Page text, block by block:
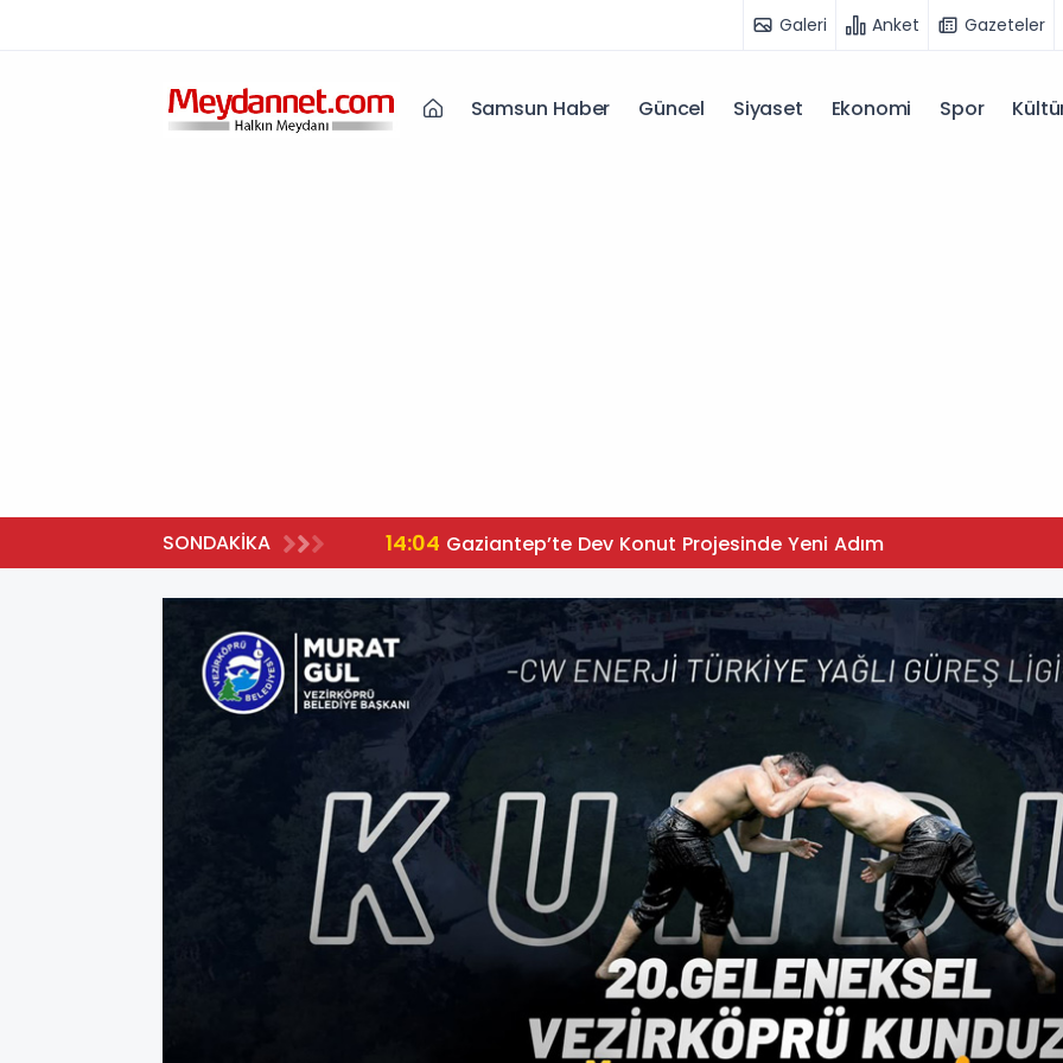
Galeri Anket Gazeteler
Samsun Haber Güncel Siyaset Ekonomi Spor
SONDAKİKA 14:04 Gaziantep’te Dev Konut Projesinde Yeni Adım